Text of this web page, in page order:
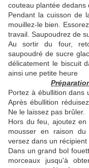
couteau plantée dedans
Pendant la cuisson de
mouillez-le bien.
travail. Saupoudrez de
Au sortir du four,
saupoudré de sucre
délicatement le biscuit
ainsi une petite heure
Portez à ébullition dans
Après ébullition
Ne le laissez pas brûler.
Hors du feu, ajoutez
mousser en raison
versez dans un
Dans un grand bol
morceaux jusqu'à